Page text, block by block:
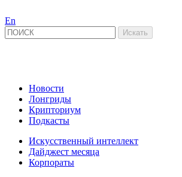
En
Новости
Лонгриды
Крипториум
Подкасты
Искусственный интеллект
Дайджест месяца
Корпораты